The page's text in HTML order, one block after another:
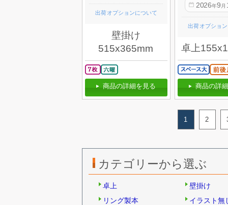
出荷オプションについて
壁掛け
515x365mm
商品の詳細を見る
2026年9 月
出荷オプショ
卓上
商品の詳
1 2
カテゴリーから選ぶ
卓上
壁掛け
リング製本
イラスト無